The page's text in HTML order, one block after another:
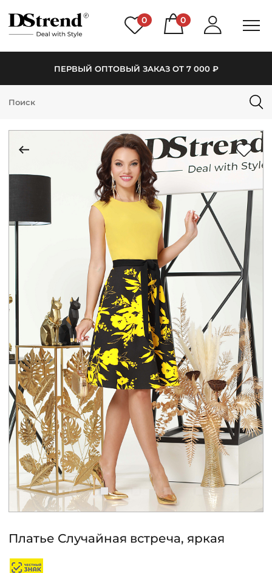
0 0
ПЕРВЫЙ ОПТОВЫЙ ЗАКАЗ ОТ 7 000 ₽
КАТАЛОГ
НОВИНКИ
PREMIUM
РАСПРОДАЖА
КОНТАКТЫ
ЖУРНАЛ
О НАС
СКИДКИ
ЧАСТО ЗАДАВАЕМЫЕ ВОПРОСЫ
ОПТОВЫМ ПОКУПАТЕЛЯМ
РОЗНИЧНЫМ ПОКУПАТЕЛЯМ
ДОСТАВКА
Платье Случайная встреча, яркая